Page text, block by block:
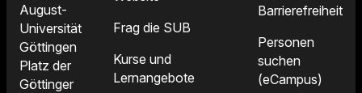
August-
Universität
Göttingen
Platz der
Göttinger
Frag die SUB
Kurse und
Lernangebote
Barrierefreiheit
Personen
suchen
(eCampus)